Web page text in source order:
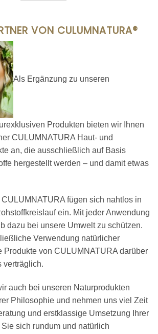
VON CULUMNATURA®
Als Ergänzung zu unseren
Produkten bieten wir Ihnen
CULUMNATURA Haut- und
an, die ausschließlich auf Basis
hergestellt werden – und damit etwas
fügen sich nahtlos in
ein. Mit jeder Anwendung
dazu bei unsere Umwelt zu schützen.
Verwendung natürlicher
Produkte von CULUMNATURA darüber
verträglich.
auch bei unseren Naturprodukten
Philosophie und nehmen uns viel Zeit
und erstklassige Umsetzung Ihrer
sich rundum und natürlich